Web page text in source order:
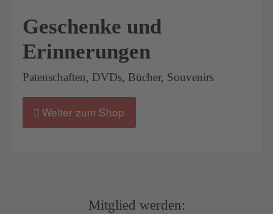
Geschenke und
Erinnerungen
Patenschaften, DVDs, Bücher, Souvenirs
Weiter zum Shop
Mitglied werden: